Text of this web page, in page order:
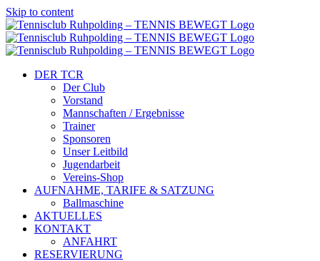
Skip to content
DER TCR
Der Club
Vorstand
Mannschaften / Ergebnisse
Trainer
Sponsoren
Unser Leitbild
Jugendarbeit
Vereins-Shop
AUFNAHME, TARIFE & SATZUNG
Ballmaschine
AKTUELLES
KONTAKT
ANFAHRT
RESERVIERUNG